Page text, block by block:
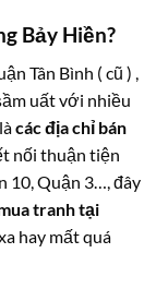
Bảy Hiền?
Tân Bình ( cũ ) ,
uất với nhiều
các địa chỉ bán
nối thuận tiện
10, Quận 3…, đây
tranh tại
hay mất quá